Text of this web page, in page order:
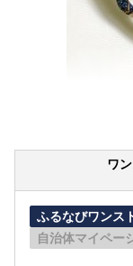
ワ
ふるなびワンス
自治体マイペー